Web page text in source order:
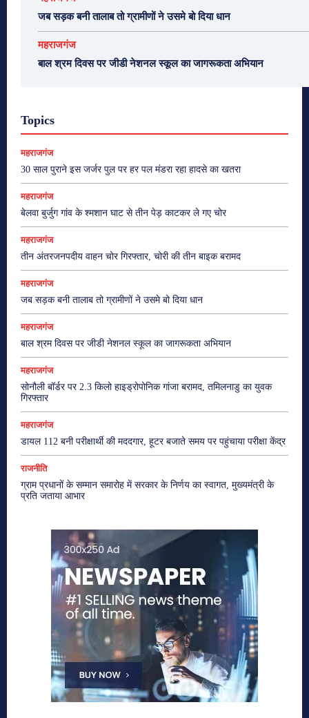
जब सड़क बनी तालाब तो ग्रामीणों ने उसमे बो दिया धान
महराजगंज
बाल श्रम दिवस पर जीडी नेशनल स्कूल का जागरूकता अभियान
Topics
महराजगंज
30 साल पुराने इस जर्जर पुल पर हर पल मंडरा रहा हादसे का खतरा
महराजगंज
बेलवा बुर्जुग गांव के श्मशान घाट से तीन पेड़ काटकर ले गए चोर
महराजगंज
तीन अंतरजनपदीय वाहन चोर गिरफ्तार, चोरी की तीन बाइक बरामद
महराजगंज
जब सड़क बनी तालाब तो ग्रामीणों ने उसमे बो दिया धान
महराजगंज
बाल श्रम दिवस पर जीडी नेशनल स्कूल का जागरूकता अभियान
महराजगंज
सोनौली बॉर्डर पर 2.3 किलो हाइड्रोपोनिक गांजा बरामद, तमिलनाडु का युवक
गिरफ्तार
महराजगंज
डायल 112 बनी परीक्षार्थी की मददगार, हूटर बजाते समय पर पहुंचाया परीक्षा केंद्र
राजनीति
ग्राम प्रधानों के सम्मान समारोह में सरकार के निर्णय का स्वागत, मुख्यमंत्री के
प्रति जताया आभार